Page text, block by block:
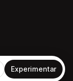
Experimentar